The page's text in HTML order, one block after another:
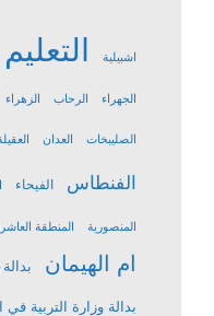
اشبيلية
الجهراء الرحاب الزهراء
الصليبخات العدان
الفنطاس الفيحاء
المنصورية المنطقة
ام الهيمان
بدالة وزارة التربية